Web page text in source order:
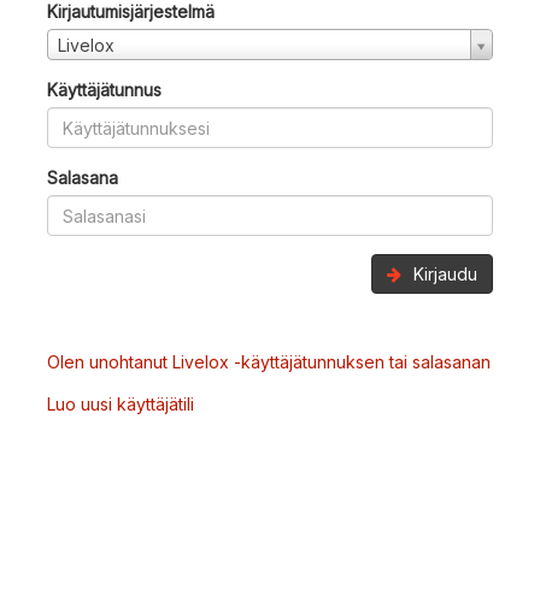
Kirjautumisjärjestelmä
Livelox
Käyttäjätunnus
Salasana
Kirjaudu
Olen unohtanut Livelox -käyttäjätunnuksen tai salasanan
Luo uusi käyttäjätili